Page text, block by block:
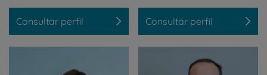
Consultar perfil Consultar perfil